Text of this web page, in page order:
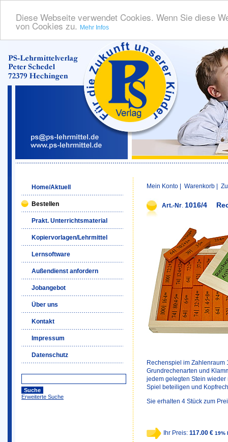
Diese Webseite verwendet Cookies. Wenn Sie diese
von Cookies zu. Mehr Infos
Home/Aktuell
Bestellen
Prakt. Unterrichtsmaterial
Kopiervorlagen/Lehrmittel
Lernsoftware
Außendienst anfordern
Jobangebot
Über uns
Kontakt
Impressum
Datenschutz
Erweiterte Suche
Mein Konto Warenkorb
Art.-Nr. 1016/4
Rechenspiel im Zahlenraum
Grundrechenarten und
jedem gelegten Stein
Spiel beteiligen und
Sie erhalten 4 Stück zum
Ihr Preis: 117.00 € 19%